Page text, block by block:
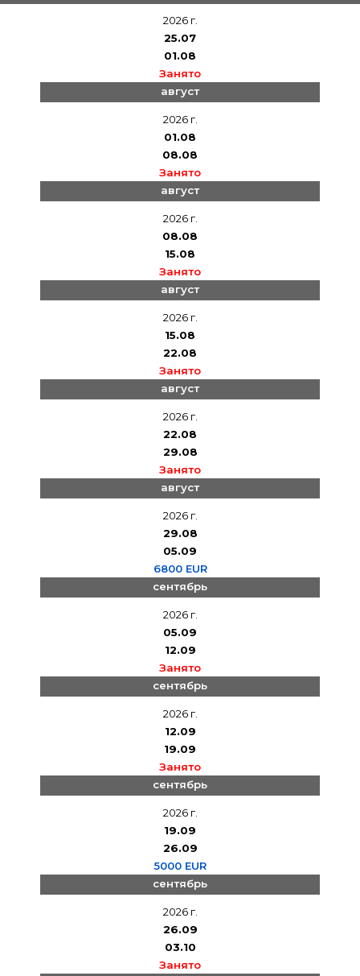
2026 г.
25.07
01.08
Занято
август
2026 г.
01.08
08.08
Занято
август
2026 г.
08.08
15.08
Занято
август
2026 г.
15.08
22.08
Занято
август
2026 г.
22.08
29.08
Занято
август
2026 г.
29.08
05.09
6800 EUR
сентябрь
2026 г.
05.09
12.09
Занято
сентябрь
2026 г.
12.09
19.09
Занято
сентябрь
2026 г.
19.09
26.09
5000 EUR
сентябрь
2026 г.
26.09
03.10
Занято